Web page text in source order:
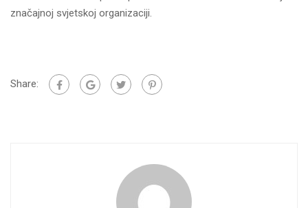
značajnoj svjetskoj organizaciji.
Share: